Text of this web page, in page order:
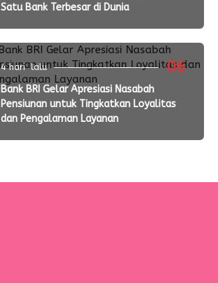
Satu Bank Terbesar di Dunia
06
4 hari lalu
Bank BRI Gelar Apresiasi Nasabah
Pensiunan untuk Tingkatkan Loyalitas
dan Pengalaman Layanan